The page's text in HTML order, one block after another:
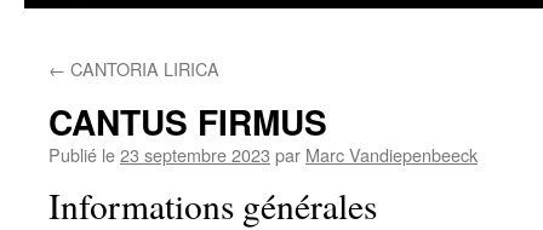
← CANTORIA LIRICA
CANTUS FIRMUS
Publié le23 septembre 2023 par Marc Vandiepenbeeck
Informations générales